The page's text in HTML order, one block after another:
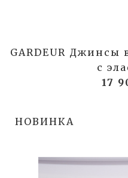
GARDEUR Джинсы
с
17
НОВИНКА